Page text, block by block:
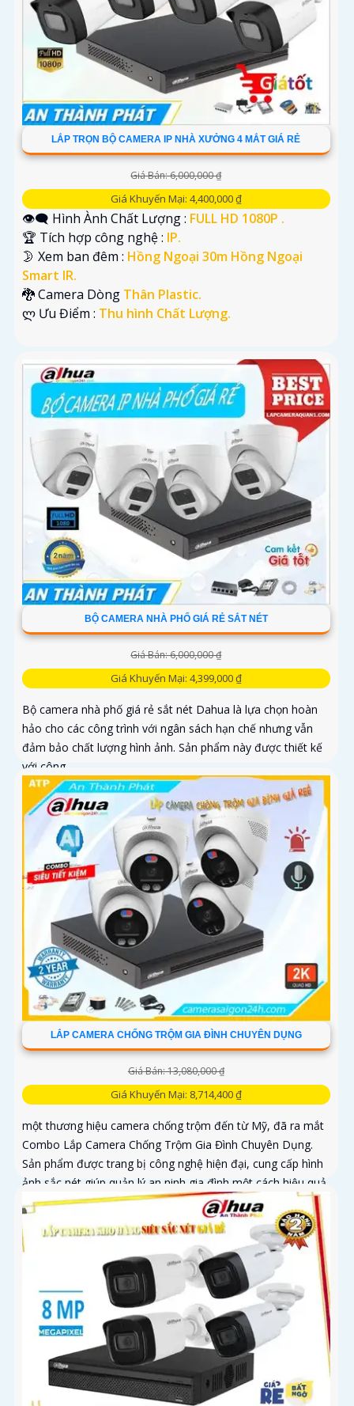
LẮP TRỌN BỘ CAMERA IP NHÀ XƯỞNG 4 MẮT GIÁ RẺ
Giá Bán: 6,000,000 ₫
Giá Khuyến Mại: 4,400,000 ₫
👁️‍🗨 Hình Ành Chất Lượng : FULL HD 1080P .
🏆 Tích hợp công nghệ : IP.
🌛 Xem ban đêm : Hồng Ngoại 30m Hồng Ngoại
Smart IR.
🐉️ Camera Dòng Thân Plastic.
️ლ Ưu Điểm : Thu hình Chất Lượng.
BỘ CAMERA NHÀ PHỐ GIÁ RẺ SẮT NÉT
Giá Bán: 6,000,000 ₫
Giá Khuyến Mại: 4,399,000 ₫
Bộ camera nhà phố giá rẻ sắt nét Dahua là lựa chọn hoàn
hảo cho các công trình với ngân sách hạn chế nhưng vẫn
đảm bảo chất lượng hình ảnh. Sản phẩm này được thiết kế
với công...
LẮP CAMERA CHỐNG TRỘM GIA ĐÌNH CHUYÊN DỤNG
Giá Bán: 13,080,000 ₫
Giá Khuyến Mại: 8,714,400 ₫
một thương hiệu camera chống trộm đến từ Mỹ, đã ra mắt
Combo Lắp Camera Chống Trộm Gia Đình Chuyên Dụng.
Sản phẩm được trang bị công nghệ hiện đại, cung cấp hình
ảnh sắc nét giúp quản lý an ninh gia đình một cách hiệu quả